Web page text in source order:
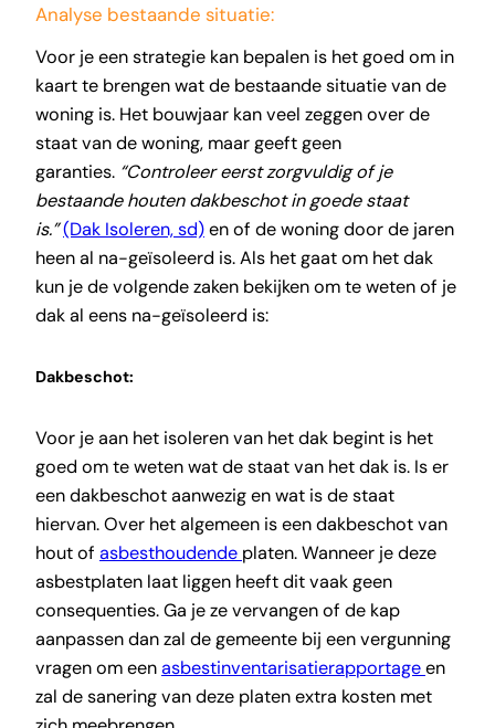
Analyse bestaande situatie:
Voor je een strategie kan bepalen is het goed om in
kaart te brengen wat de bestaande situatie van de
woning is. Het bouwjaar kan veel zeggen over de
staat van de woning, maar geeft geen
garanties. “Controleer eerst zorgvuldig of je
bestaande houten dakbeschot in goede staat
is.”(Dak Isoleren, sd)en of de woning door de jaren
heen al na-geïsoleerd is. Als het gaat om het dak
kun je de volgende zaken bekijken om te weten of je
dak al eens na-geïsoleerd is:
Dakbeschot:
Voor je aan het isoleren van het dak begint is het
goed om te weten wat de staat van het dak is. Is er
een dakbeschot aanwezig en wat is de staat
hiervan. Over het algemeen is een dakbeschot van
hout of asbesthoudende platen. Wanneer je deze
asbestplaten laat liggen heeft dit vaak geen
consequenties. Ga je ze vervangen of de kap
aanpassen dan zal de gemeente bij een vergunning
vragen om eenasbestinventarisatierapportageen
zal de sanering van deze platen extra kosten met